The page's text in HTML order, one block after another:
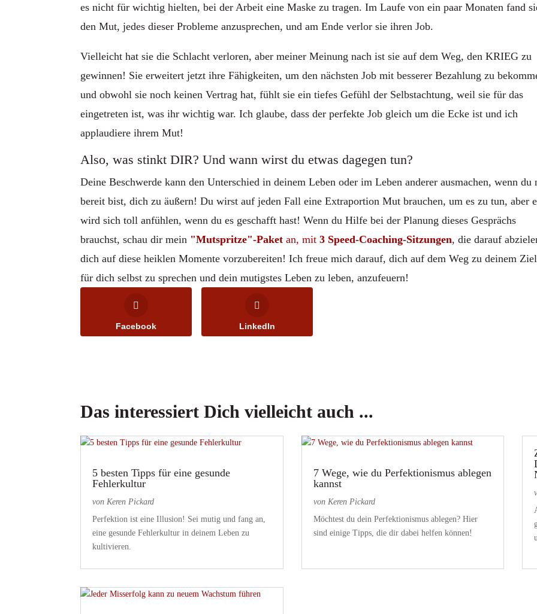
es nicht für wichtig hielten, bei der Arbeit eine Maske zu tragen. Im Laufe von ein paar Monaten fand
den Mut, jedes dieser Probleme anzusprechen, und am Ende verlor sie ihren Job.
Vielleicht hat sie die Schlacht verloren, aber meiner Meinung nach ist sie auf dem Weg, den KRIEG zu
gewinnen! Sie erweitert jetzt ihre Fähigkeiten, um den nächsten Job mit besserer Bezahlung zu
und obwohl sie noch keinen Vertrag hat, fühlt sie ein tiefes Gefühl der Selbstachtung, weil sie für das
eingetreten ist, was ihr wichtig war. Ich glaube, dass der perfekte Job gleich um die Ecke ist und ich
applaudiere ihrem Mut!
Also, was stinkt DIR? Und wann wirst du etwas dagegen tun?
Deine Beschwerde kann den Unterschied in deinem Leben oder im Leben anderer ausmachen, wenn du
bereit bist, dich zu äußern! Du wirst auf jeden Fall eine Extraportion Mut brauchen, um es zu tun, aber
wird sich toll anfühlen, wenn du es geschafft hast! Wenn du Hilfe bei der Planung dieses Gesprächs
brauchst, schau dir mein "Mutspritze"-Paketan, mit3 Speed-Coaching-Sitzungen, die darauf
dich auf diese heiklen Momente vorzubereiten! Ich freue mich darauf, dich auf dem Weg zu deinem
für dich selbst zu sprechen und dein mutigstes Leben zu leben, anzufeuern!
Facebook LinkedIn
Das interessiert Dich vielleicht auch ...
5 besten Tipps für eine gesunde
Fehlerkultur
vonKeren Pickard
Perfektion ist eine Illusion! Sei mutig und fang an,
eine gesunde Fehlerkultur in deinem Leben zu
kultivieren.
7 Wege, wie du Perfektionismus ablegen
kannst
von Keren Pickard
Möchtest du dein Perfektionismus ablegen? Hier
sind einige Tipps, die dir dabei helfen können!